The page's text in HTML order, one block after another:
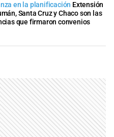
en la planificación Extensión
Santa Cruz y Chaco son las
que firmaron convenios